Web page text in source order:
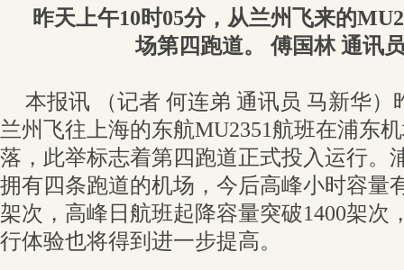
昨天上午10时05分，从兰州飞来的
场第四跑道。 傅国林 通讯
本报讯 （记者 何连弟 通讯员 马新华）
兰州飞往上海的东航MU2351航班在浦东
落，此举标志着第四跑道正式投入运行。
拥有四条跑道的机场，今后高峰小时容量
架次，高峰日航班起降容量突破1400架次
行体验也将得到进一步提高。